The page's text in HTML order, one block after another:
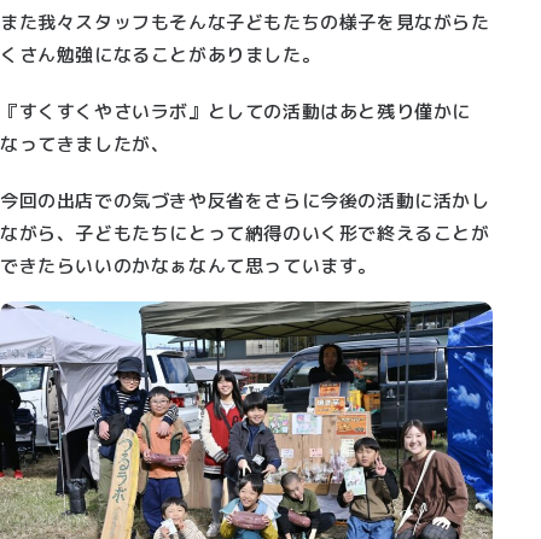
また我々スタッフもそんな子どもたちの様子を見ながらた
くさん勉強になることがありました。
『すくすくやさいラボ』としての活動はあと残り僅かに
なってきましたが、
今回の出店での気づきや反省をさらに今後の活動に活かし
ながら、子どもたちにとって納得のいく形で終えることが
できたらいいのかなぁなんて思っています。